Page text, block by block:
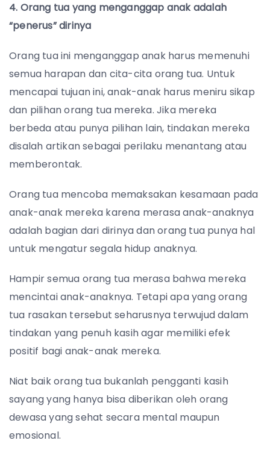
4. Orang tua yang menganggap anak adalah
“penerus” dirinya
Orang tua ini menganggap anak harus memenuhi
semua harapan dan cita-cita orang tua. Untuk
mencapai tujuan ini, anak-anak harus meniru sikap
dan pilihan orang tua mereka. Jika mereka
berbeda atau punya pilihan lain, tindakan mereka
disalah artikan sebagai perilaku menantang atau
memberontak.
Orang tua mencoba memaksakan kesamaan pada
anak-anak mereka karena merasa anak-anaknya
adalah bagian dari dirinya dan orang tua punya hal
untuk mengatur segala hidup anaknya.
Hampir semua orang tua merasa bahwa mereka
mencintai anak-anaknya. Tetapi apa yang orang
tua rasakan tersebut seharusnya terwujud dalam
tindakan yang penuh kasih agar memiliki efek
positif bagi anak-anak mereka.
Niat baik orang tua bukanlah pengganti kasih
sayang yang hanya bisa diberikan oleh orang
dewasa yang sehat secara mental maupun
emosional.